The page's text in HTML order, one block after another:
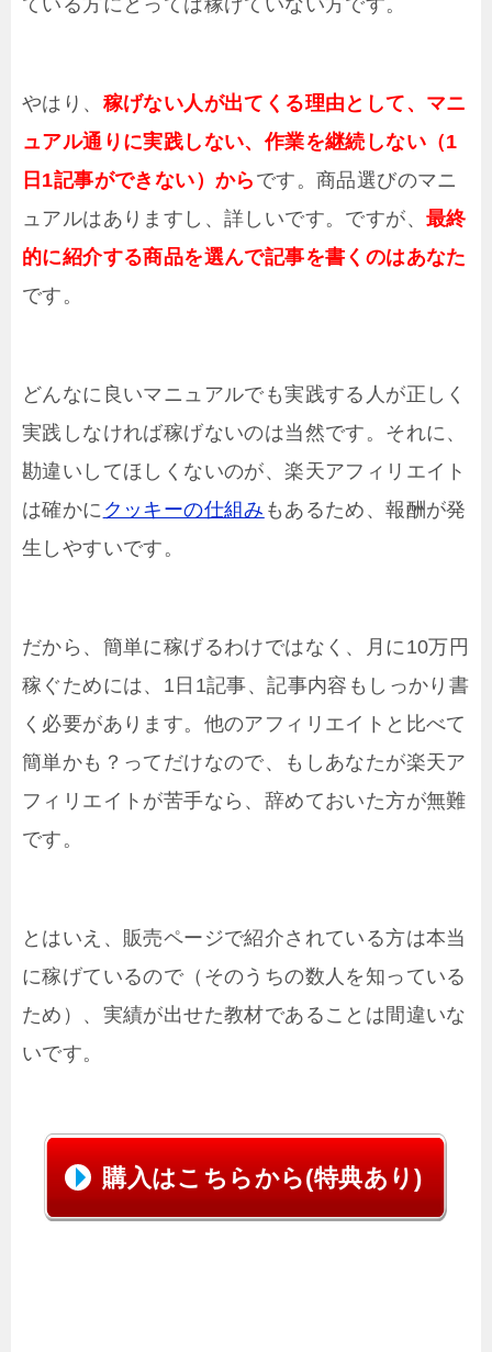
ている方にとっては稼げていない方です。
やはり、 稼げない人が出てくる理由として、マニ
ュアル通りに実践しない、作業を継続しない（1
日1記事ができない）から です。商品選びのマニ
ュアルはありますし、詳しいです。ですが、 最終
的に紹介する商品を選んで記事を書くのはあなた
です。
どんなに良いマニュアルでも実践する人が正しく
実践しなければ稼げないのは当然です。それに、
勘違いしてほしくないのが、楽天アフィリエイト
は確かに クッキーの仕組み もあるため、報酬が発
生しやすいです。
だから、簡単に稼げるわけではなく、月に10万円
稼ぐためには、1日1記事、記事内容もしっかり書
く必要があります。他のアフィリエイトと比べて
簡単かも？ってだけなので、もしあなたが楽天ア
フィリエイトが苦手なら、辞めておいた方が無難
です。
とはいえ、販売ページで紹介されている方は本当
に稼げているので（そのうちの数人を知っている
ため）、実績が出せた教材であることは間違いな
いです。
購入はこちらから(特典あり)